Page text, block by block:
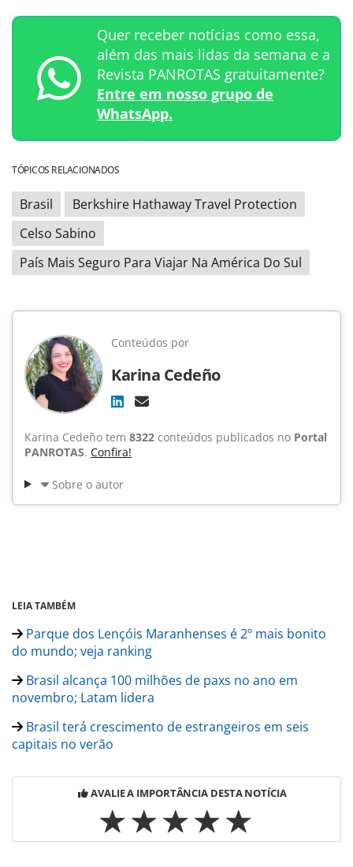
Quer receber notícias como essa,
além das mais lidas da semana e a
Revista PANROTAS gratuitamente?
Entre em nosso grupo de
WhatsApp.
TÓPICOS RELACIONADOS
Brasil
Berkshire Hathaway Travel Protection
Celso Sabino
País Mais Seguro Para Viajar Na América Do Sul
Conteúdos por
Karina Cedeño
Karina Cedeño tem 8322 conteúdos publicados no Portal
PANROTAS. Confira!
Sobre o autor
LEIA TAMBÉM
Parque dos Lençóis Maranhenses é 2º mais bonito
do mundo; veja ranking
Brasil alcança 100 milhões de paxs no ano em
novembro; Latam lidera
Brasil terá crescimento de estrangeiros em seis
capitais no verão
AVALIE A IMPORTÂNCIA DESTA NOTÍCIA